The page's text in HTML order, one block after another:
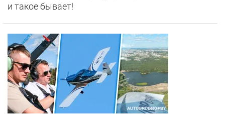
и такое бывает!